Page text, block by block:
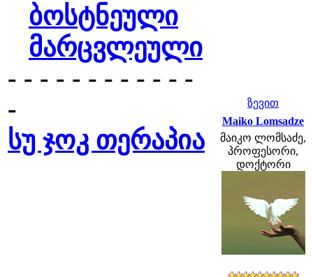
ბოსტნეული
მარცვლეული
- - - - - - - - - - - -
-
სუ ჯოკ თერაპია
ზევით
Maiko Lomsadze
მაიკო ლომსაძე,
პროფესორი,
დოქტორი